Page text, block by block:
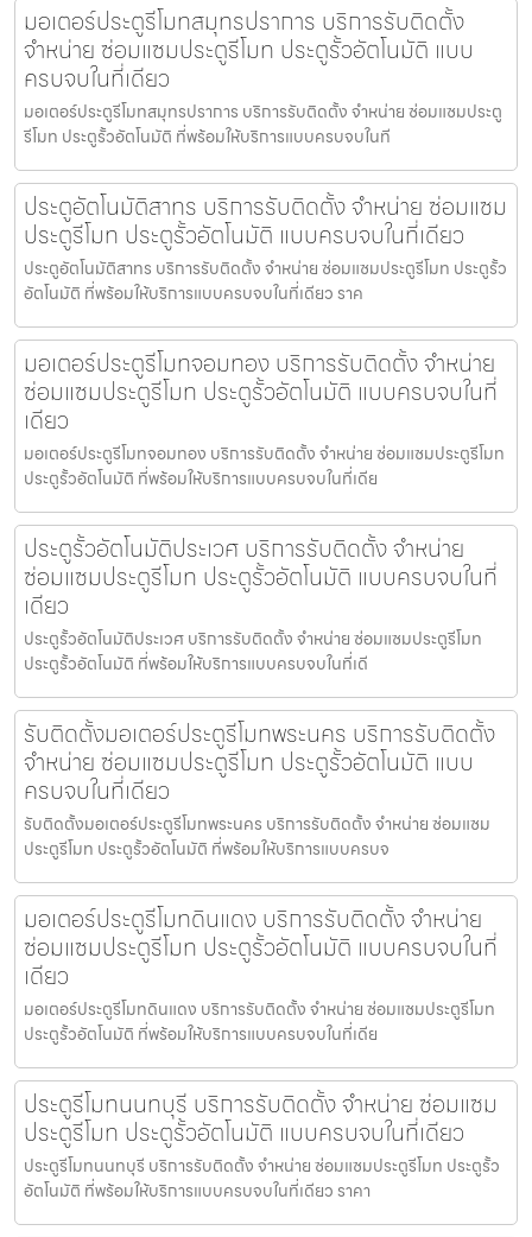
มอเตอร์ประตูรีโมทสมุทรปราการ บริการรับติดตั้ง
จำหน่าย ซ่อมแซมประตูรีโมท ประตูรั้วอัตโนมัติ แบบ
ครบจบในที่เดียว
มอเตอร์ประตูรีโมทสมุทรปราการ บริการรับติดตั้ง จำหน่าย ซ่อมแซมประตู
รีโมท ประตูรั้วอัตโนมัติ ที่พร้อมให้บริการแบบครบจบในที
ประตูอัตโนมัติสาทร บริการรับติดตั้ง จำหน่าย ซ่อมแซม
ประตูรีโมท ประตูรั้วอัตโนมัติ แบบครบจบในที่เดียว
ประตูอัตโนมัติสาทร บริการรับติดตั้ง จำหน่าย ซ่อมแซมประตูรีโมท ประตูรั้ว
อัตโนมัติ ที่พร้อมให้บริการแบบครบจบในที่เดียว ราค
มอเตอร์ประตูรีโมทจอมทอง บริการรับติดตั้ง จำหน่าย
ซ่อมแซมประตูรีโมท ประตูรั้วอัตโนมัติ แบบครบจบในที่
เดียว
มอเตอร์ประตูรีโมทจอมทอง บริการรับติดตั้ง จำหน่าย ซ่อมแซมประตูรีโมท
ประตูรั้วอัตโนมัติ ที่พร้อมให้บริการแบบครบจบในที่เดีย
ประตูรั้วอัตโนมัติประเวศ บริการรับติดตั้ง จำหน่าย
ซ่อมแซมประตูรีโมท ประตูรั้วอัตโนมัติ แบบครบจบในที่
เดียว
ประตูรั้วอัตโนมัติประเวศ บริการรับติดตั้ง จำหน่าย ซ่อมแซมประตูรีโมท
ประตูรั้วอัตโนมัติ ที่พร้อมให้บริการแบบครบจบในที่เดี
รับติดตั้งมอเตอร์ประตูรีโมทพระนคร บริการรับติดตั้ง
จำหน่าย ซ่อมแซมประตูรีโมท ประตูรั้วอัตโนมัติ แบบ
ครบจบในที่เดียว
รับติดตั้งมอเตอร์ประตูรีโมทพระนคร บริการรับติดตั้ง จำหน่าย ซ่อมแซม
ประตูรีโมท ประตูรั้วอัตโนมัติ ที่พร้อมให้บริการแบบครบจ
มอเตอร์ประตูรีโมทดินแดง บริการรับติดตั้ง จำหน่าย
ซ่อมแซมประตูรีโมท ประตูรั้วอัตโนมัติ แบบครบจบในที่
เดียว
มอเตอร์ประตูรีโมทดินแดง บริการรับติดตั้ง จำหน่าย ซ่อมแซมประตูรีโมท
ประตูรั้วอัตโนมัติ ที่พร้อมให้บริการแบบครบจบในที่เดีย
ประตูรีโมทนนทบุรี บริการรับติดตั้ง จำหน่าย ซ่อมแซม
ประตูรีโมท ประตูรั้วอัตโนมัติ แบบครบจบในที่เดียว
ประตูรีโมทนนทบุรี บริการรับติดตั้ง จำหน่าย ซ่อมแซมประตูรีโมท ประตูรั้ว
อัตโนมัติ ที่พร้อมให้บริการแบบครบจบในที่เดียว ราคา